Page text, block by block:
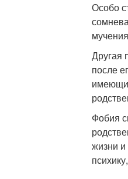
Особо
Другая
после
Фобия
жизни и